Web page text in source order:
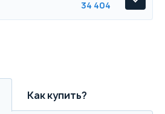
34 404
Как купить?